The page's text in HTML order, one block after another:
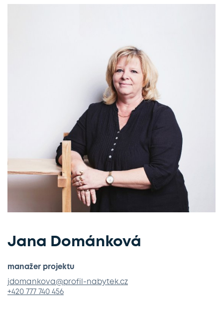
Jana Dománková
manažer projektu
jdomankova@profil-nabytek.cz
+420 777 740 456